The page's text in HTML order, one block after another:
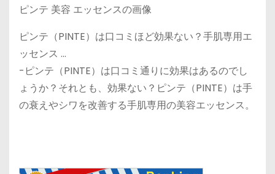
ピンテ 美容 エッセンスの画像
ピンテ（PINTE）は口コミほど効果ない？手肌専用エ
ッセンス …
-ピンテ（PINTE）は口コミ通りに効果はあるのでし
ょうか？それとも、効果ない？ピンテ（PINTE）は手
の衰えやシワを改善する手肌専用の美容エッセンス。